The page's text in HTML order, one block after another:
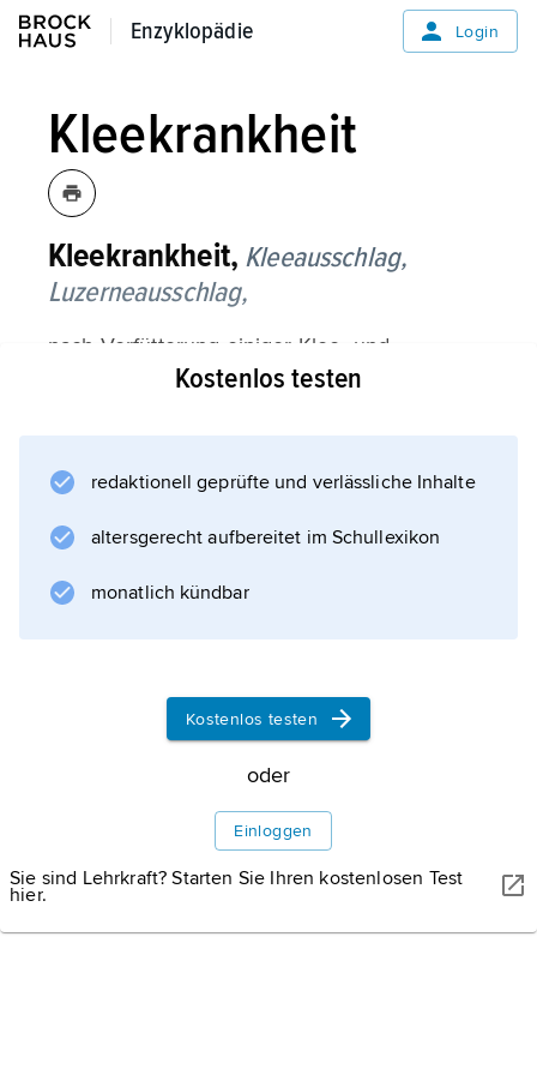
Enzyklopädie
Enzyklopädie Login
Kleekrankheit
Kleekrankheit, Kleeausschlag,
Luzerneausschlag,
nach Verfütterung einiger Klee- und
Luzernearten besonders bei Wiederkäuern
Kostenlos testen
redaktionell geprüfte und verlässliche Inhalte
altersgerecht aufbereitet im Schullexikon
monatlich kündbar
Kostenlos testen
oder
Einloggen
Sie sind Lehrkraft? Starten Sie Ihren kostenlosen Test
hier.